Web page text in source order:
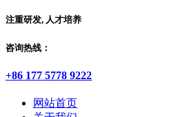
注重研发, 人才培养
咨询热线：
+86 177 5778 9222
网站首页